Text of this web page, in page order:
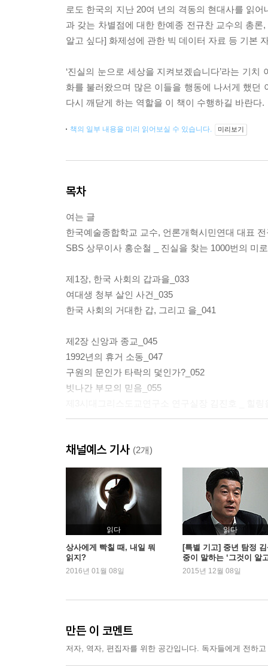
로도 한국의 지난 20여 년의 격동의 현대사를 읽
과 갖는 차별점에 대한 한예종 전규찬 교수의 총
알고 싶다] 화제성에 관한 빅 데이터 자료 등 기본
‘진실의 눈으로 세상을 지켜보겠습니다’라는 기
화를 불러왔으며 많은 이들을 행동에 나서게 했던
다시 깨닫게 하는 역할을 이 책이 수행하길 바란다.
책의 일부 내용을 미리 읽어보실 수 있습니다. 미리보기
목차
여는 글
한국예술종합학교 교수, 언론개혁시민연대 대표
SBS 상무이사 홍순철 _ 진실을 찾는 1000번의 미
제1장, 한국 사회의 갑과을_033
여대생 청부 살인 사건_035
한국 사회의 거대한 갑, 그리고 을_041
제2장 신앙과 종교_045
1992년의 휴거 소동_047
구원의 문인가 타락의 덫인가?_052
빗나간 부모의 믿음_055
제3장 분단, 그리고 군대의 비극_095
군대 안의 의문의 죽음들_097
인권운동가 고상만 _ 허원근 일병에서 김훈 중위까
군대라는 거대한 조직의 입단속_112
무인도에 갇힌 살인 기계들_115
난 국군 포로 장무환인데……._119
제4장 아이들이 행복한 세상_123
정진영 인터뷰_숙직실에서 자는 배우_140
채널예스 기사 (2개)
읽다
상사에게 빡칠 때, 내일 뭐
읽지?
2016년 01월 08일
읽다
[특별 기고] 중년 탐정
중이 말하는 ‘그것이 알
싶다’
2015년 12월 08일
만든 이 코멘트
저자, 역자, 편집자를 위한 공간입니다. 독자들에게 전하